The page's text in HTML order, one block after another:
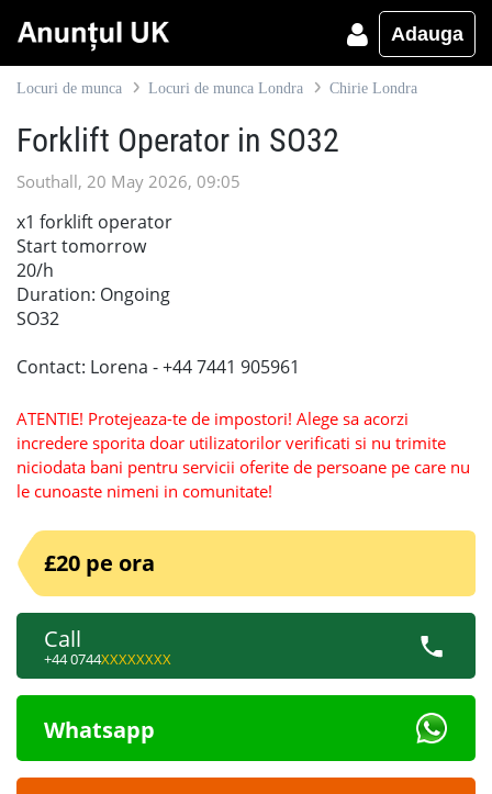
Adauga
Locuri de munca Locuri de munca Londra Chirie Londra
Forklift Operator in SO32
Southall, 20 May 2026, 09:05
x1 forklift operator
Start tomorrow
20/h
Duration: Ongoing
SO32
Contact: Lorena - +44 7441 905961
ATENTIE! Protejeaza-te de impostori! Alege sa acorzi
incredere sporita doar utilizatorilor verificati si nu trimite
niciodata bani pentru servicii oferite de persoane pe care nu
le cunoaste nimeni in comunitate!
£20 pe ora
Call
+44 0744XXXXXXXX
Whatsapp